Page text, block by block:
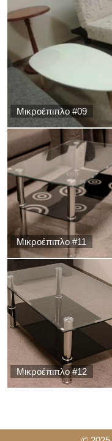
Μικροέπιπλο #09
Μικροέπιπλο #11
Μικροέπιπλο #12